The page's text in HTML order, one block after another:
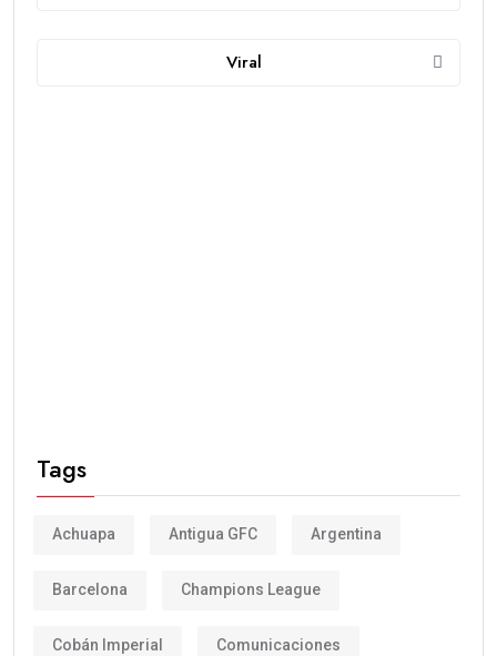
Viral
Tags
Achuapa Antigua GFC Argentina
Barcelona Champions League
Cobán Imperial Comunicaciones